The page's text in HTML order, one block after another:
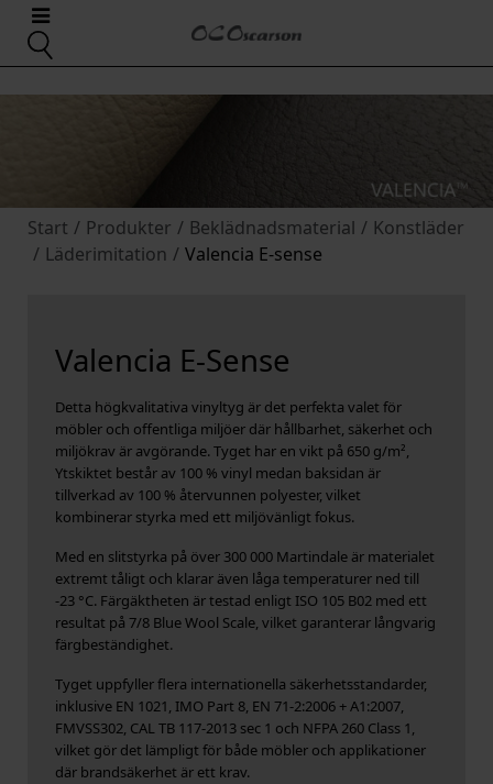
Start / Produkter / Beklädnadsmaterial / Konstläder
/ Läderimitation / Valencia E-sense
Valencia E-Sense
Detta högkvalitativa vinyltyg är det perfekta valet för
möbler och offentliga miljöer där hållbarhet, säkerhet och
miljökrav är avgörande. Tyget har en vikt på 650 g/m²,
Ytskiktet består av 100 % vinyl medan baksidan är
tillverkad av 100 % återvunnen polyester, vilket
kombinerar styrka med ett miljövänligt fokus.
Med en slitstyrka på över 300 000 Martindale är materialet
extremt tåligt och klarar även låga temperaturer ned till
-23 °C. Färgäktheten är testad enligt ISO 105 B02 med ett
resultat på 7/8 Blue Wool Scale, vilket garanterar långvarig
färgbeständighet.
Tyget uppfyller flera internationella säkerhetsstandarder,
inklusive EN 1021, IMO Part 8, EN 71-2:2006 + A1:2007,
FMVSS302, CAL TB 117-2013 sec 1 och NFPA 260 Class 1,
vilket gör det lämpligt för både möbler och applikationer
där brandsäkerhet är ett krav.